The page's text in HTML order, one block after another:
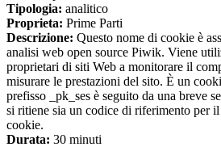
Tipologia: analitico
Proprieta: Prime Parti
Descrizione: Questo nome di cookie è
analisi web open source Piwik. Viene
proprietari di siti Web a monitorare il
misurare le prestazioni del sito. È un
prefisso _pk_ses è seguito da una breve
si ritiene sia un codice di riferimento per
cookie.
Durata: 30 minuti